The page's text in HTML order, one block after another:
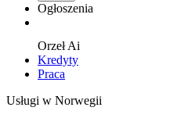
Ogłoszenia
OrzełAi
Kredyty
Praca
Usługi w Norwegii